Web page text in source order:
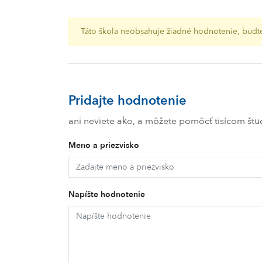
Táto škola neobsahuje žiadné hodnotenie,
Pridajte hodnotenie
ani neviete ako, a môžete pomôcť tisícom
Meno a priezvisko
Napíšte hodnotenie